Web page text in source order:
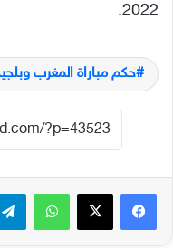
2022.
حكم مباراة المغرب
فيسبوك‫X